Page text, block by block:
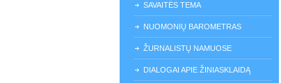
SAVAITĖS TEMA
NUOMONIŲ BAROMETRAS
ŽURNALISTŲ NAMUOSE
DIALOGAI APIE ŽINIASKLAIDĄ